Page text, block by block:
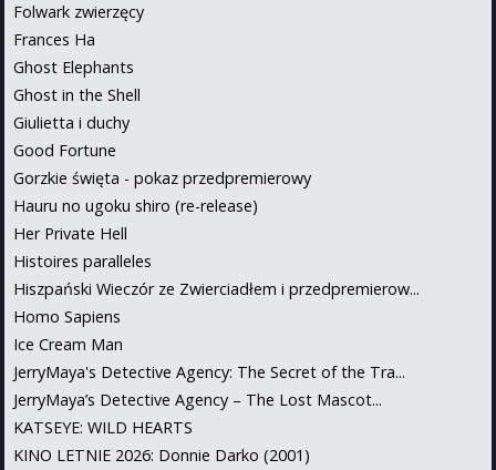
Folwark zwierzęcy
Frances Ha
Ghost Elephants
Ghost in the Shell
Giulietta i duchy
Good Fortune
Gorzkie święta - pokaz przedpremierowy
Hauru no ugoku shiro (re-release)
Her Private Hell
Histoires paralleles
Hiszpański Wieczór ze Zwierciadłem i przedpremierow...
Homo Sapiens
Ice Cream Man
JerryMaya's Detective Agency: The Secret of the Tra...
JerryMaya’s Detective Agency – The Lost Mascot...
KATSEYE: WILD HEARTS
KINO LETNIE 2026: Donnie Darko (2001)